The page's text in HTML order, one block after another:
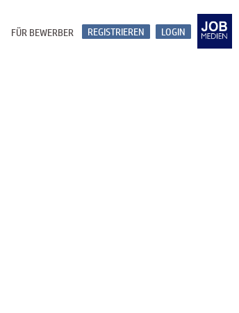
LOGIN
REGISTRIEREN
FÜR BEWERBER